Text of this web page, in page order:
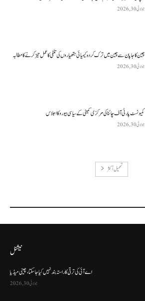
جولائی 30, 2026
چین کا جاپان سے چین میں ترک کردہ کیمیائی ہتھیاروں کی تلفی کا عمل تیز کرنے کا مطالبہ
جولائی 30, 2026
کمیونسٹ پارٹی آف چائنا کی مرکزی کمیٹی کے سیاسی بیورو کا اجلاس
جولائی 30, 2026
تحميل أكثر
نیشنل
اے آئی کی ترقی کا راستہ بند نہیں کیا جا سکتا، چینی میڈیا
جولائی 30, 2026